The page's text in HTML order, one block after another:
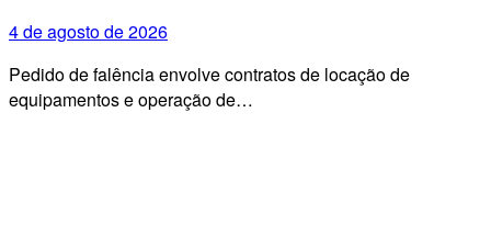
4 de agosto de 2026
Pedido de falência envolve contratos de locação de
equipamentos e operação de…